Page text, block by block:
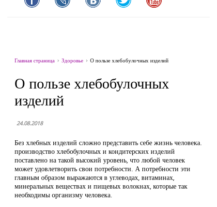
Главная страница Здоровье О пользе хлебобулочных изделий
О пользе хлебобулочных
изделий
24.08.2018
Без хлебных изделий сложно представить себе жизнь человека.
производство хлебобулочных и кондитерских изделий
поставлено на такой высокий уровень, что любой человек
может удовлетворить свои потребности. А потребности эти
главным образом выражаются в углеводах, витаминах,
минеральных веществах и пищевых волокнах, которые так
необходимы организму человека.